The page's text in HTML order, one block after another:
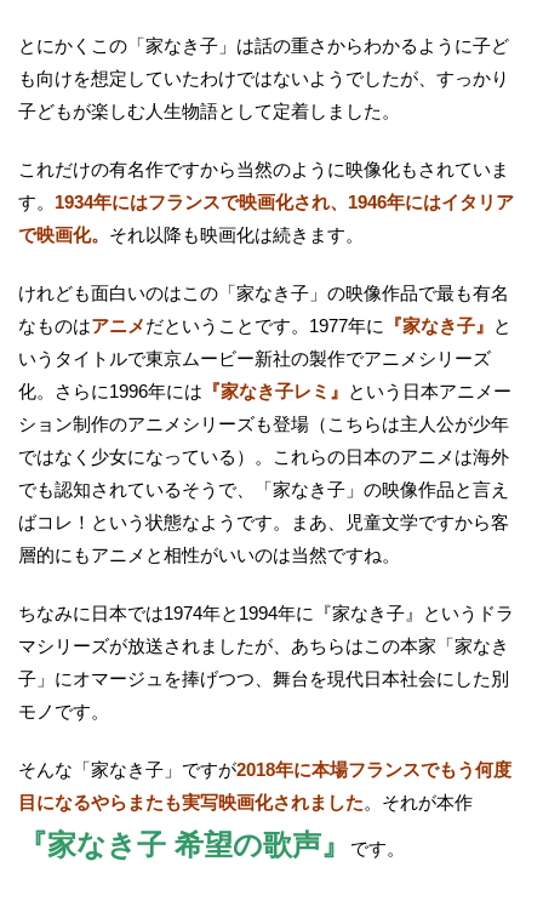
とにかくこの「家なき子」は話の重さからわかるように子ど
も向けを想定していたわけではないようでしたが、すっかり
子どもが楽しむ人生物語として定着しました。
これだけの有名作ですから当然のように映像化もされていま
す。 1934年にはフランスで映画化され、1946年にはイタリア
で映画化。 それ以降も映画化は続きます。
けれども面白いのはこの「家なき子」の映像作品で最も有名
なものはアニメだということです。1977年に 『家なき子』 と
いうタイトルで東京ムービー新社の製作でアニメシリーズ
化。さらに1996年には 『家なき子レミ』 という日本アニメー
ション制作のアニメシリーズも登場（こちらは主人公が少年
ではなく少女になっている）。これらの日本のアニメは海外
でも認知されているそうで、「家なき子」の映像作品と言え
ばコレ！という状態なようです。まあ、児童文学ですから客
層的にもアニメと相性がいいのは当然ですね。
ちなみに日本では1974年と1994年に『家なき子』というドラ
マシリーズが放送されましたが、あちらはこの本家「家なき
子」にオマージュを捧げつつ、舞台を現代日本社会にした別
モノです。
そんな「家なき子」ですが2018年に本場フランスでもう何度
目になるやらまたも実写映画化されました。それが本作
『家なき子 希望の歌声』 です。